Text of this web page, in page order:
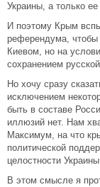
Украины, а только
И поэтому Крым
референдума,
Киевом, но на
сохранением
Но хочу сразу
исключением
быть в составе
иллюзий нет. Нам
Максимум, на что
политической
целостности
В этом смысле я